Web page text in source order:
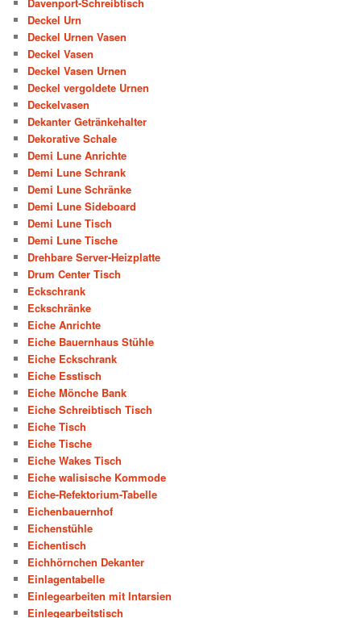
Deckel Urn
Deckel Urnen Vasen
Deckel Vasen
Deckel Vasen Urnen
Deckel vergoldete Urnen
Deckelvasen
Dekanter Getränkehalter
Dekorative Schale
Demi Lune Anrichte
Demi Lune Schrank
Demi Lune Schränke
Demi Lune Sideboard
Demi Lune Tisch
Demi Lune Tische
Drehbare Server-Heizplatte
Drum Center Tisch
Eckschrank
Eckschränke
Eiche Anrichte
Eiche Bauernhaus Stühle
Eiche Eckschrank
Eiche Esstisch
Eiche Mönche Bank
Eiche Schreibtisch Tisch
Eiche Tisch
Eiche Tische
Eiche Wakes Tisch
Eiche walisische Kommode
Eiche-Refektorium-Tabelle
Eichenbauernhof
Eichenstühle
Eichentisch
Eichhörnchen Dekanter
Einlagentabelle
Einlegearbeiten mit Intarsien
Einlegearbeitstisch